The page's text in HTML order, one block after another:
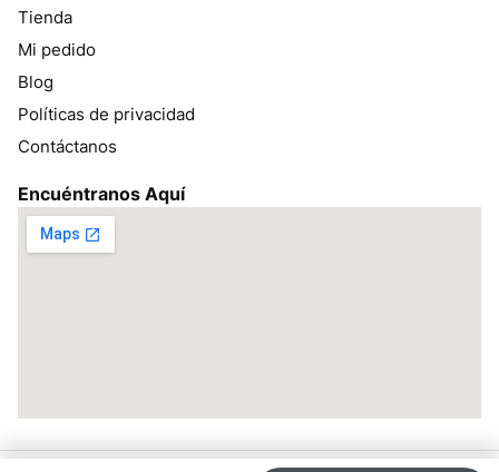
Tienda
Mi pedido
Blog
Políticas de privacidad
Contáctanos
Encuéntranos Aquí